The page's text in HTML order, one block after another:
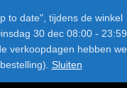
to date", tijdens de winkel
30 dec 08:00 - 23:59
verkoopdagen hebben we
Sluiten
CATEGORIE